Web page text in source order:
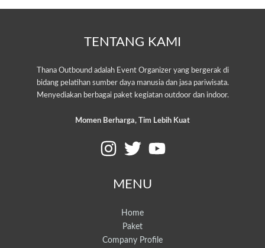
TENTANG KAMI
Thana Outbound adalah Event Organizer yang bergerak di
bidang pelatihan sumber daya manusia dan jasa pariwisata.
Menyediakan berbagai paket kegiatan outdoor dan indoor.
Momen Berharga, Tim Lebih Kuat
MENU
Home
Paket
Company Profile